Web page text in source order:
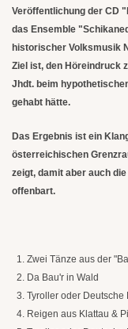
Veröffentlichung der CD
das Ensemble
historischer Volksmusik
Ziel ist, den Höreindruck
Jhdt. beim
gehabt hätte.
Das Ergebnis ist ein
österreichischen
zeigt, damit aber auch
offenbart.
1. Zwei Tänze aus der
2. Da Bau'r in Wald
3. Tyroller oder Deutsche
4. Reigen aus Klattau &